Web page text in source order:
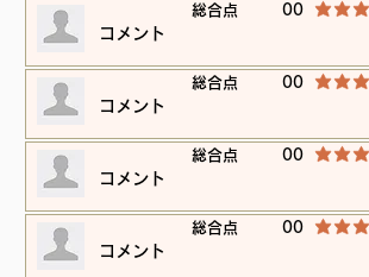
​総合点 00 平均評価 3 /5
​コメント
​総合点 00 平均評価 3 /5
​コメント
​総合点 00 平均評価 3 /5
​コメント
​総合点 00 平均評価 3 /5
​コメント